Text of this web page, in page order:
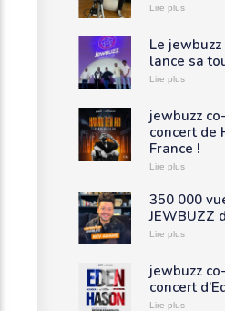
Lire plus
Le
lance sa
Lire plus
jewbuzz
concert de
France !
Lire plus
350 000
JEWBUZZ
Lire plus
jewbuzz
concert
Lire plus